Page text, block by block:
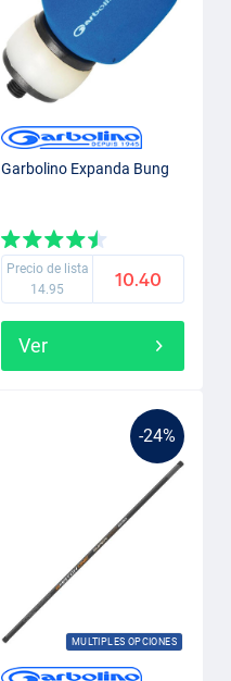
Garbolino Expanda Bung
Precio de lista
14.95
10.40
Ver
-24%
MULTIPLES OPCIONES